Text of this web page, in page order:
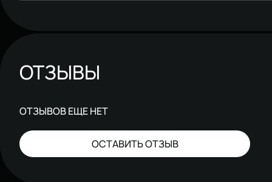
ОТЗЫВЫ
ОТЗЫВОВ ЕЩЕ НЕТ
ОСТАВИТЬ ОТЗЫВ